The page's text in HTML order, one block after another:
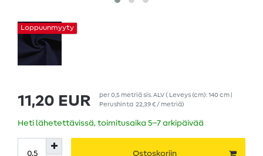
Loppuunmyyty
11,20 EUR per0,5 metriäsis. ALV( Leveys (cm): 140 cm |
Perushinta 22,39 € / metriä)
Heti lähetettävissä, toimitusaika 5–7 arkipäivää
Ostoskoriin